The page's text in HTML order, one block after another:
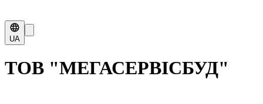
UA
ТОВ "МЕГАСЕРВІСБУД"